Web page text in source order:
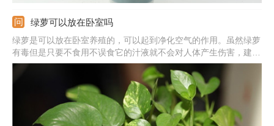
绿萝可以放在卧室吗
绿萝是可以放在卧室养殖的，可以起到净化空气的作用。虽然绿萝
有毒但是只要不食用不误食它的汁液就不会对人体产生伤害，建议
晚上不要放在卧室养殖，因为呼吸作用会生成二氧化碳。